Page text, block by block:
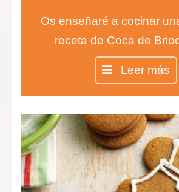
Os enseñaré a cocinar
receta de Coca de
crema pastelera y
Leer más